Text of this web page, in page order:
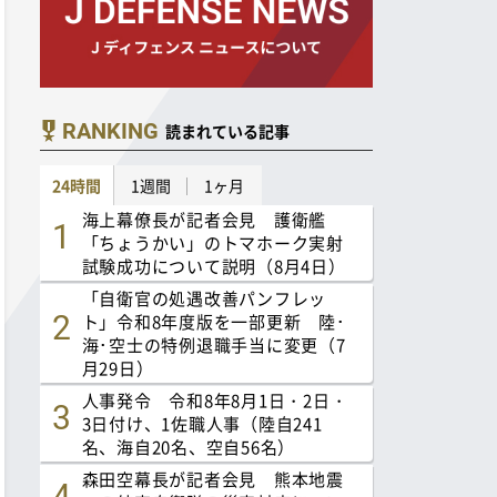
RANKING 読まれている記事
24時間 1週間 1ヶ月
海上幕僚長が記者会見 護衛艦
「ちょうかい」のトマホーク実射
試験成功について説明（8月4日）
「自衛官の処遇改善パンフレッ
ト」令和8年度版を一部更新 陸･
海･空士の特例退職手当に変更（7
月29日）
人事発令 令和8年8月1日・2日・
3日付け、1佐職人事（陸自241
名、海自20名、空自56名）
森田空幕長が記者会見 熊本地震